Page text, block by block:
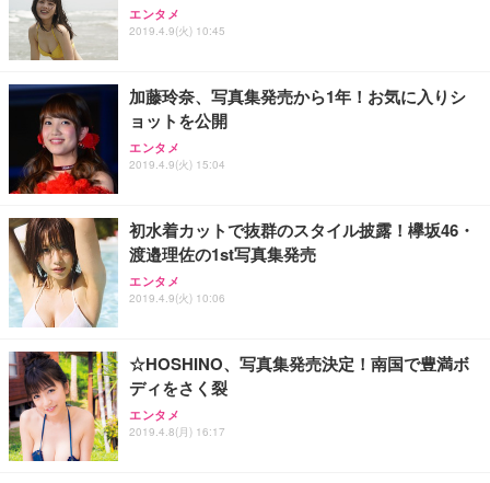
エンタメ
2019.4.9(火) 10:45
加藤玲奈、写真集発売から1年！お気に入りシ
ョットを公開
エンタメ
2019.4.9(火) 15:04
初水着カットで抜群のスタイル披露！欅坂46・
渡邉理佐の1st写真集発売
エンタメ
2019.4.9(火) 10:06
☆HOSHINO、写真集発売決定！南国で豊満ボ
ディをさく裂
エンタメ
2019.4.8(月) 16:17